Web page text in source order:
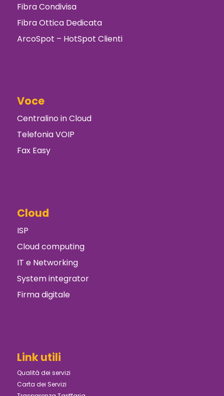
Fibra Condivisa
Fibra Ottica Dedicata
ArcoSpot – HotSpot Clienti
Voce
Centralino in Cloud
Telefonia VOIP
Fax Easy
Cloud
ISP
Cloud computing
IT e Networking
System integrator
Firma digitale
Link utili
Qualità dei servizi
Carta dei Servizi